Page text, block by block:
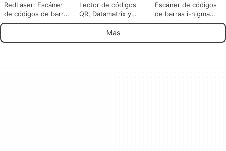
RedLaser: Escáner
de códigos de barras
gratuito
Lector de códigos
QR, Datamatrix y
BeeTagg
Escáner de códigos
de barras i-nigma
para iPhone
Más